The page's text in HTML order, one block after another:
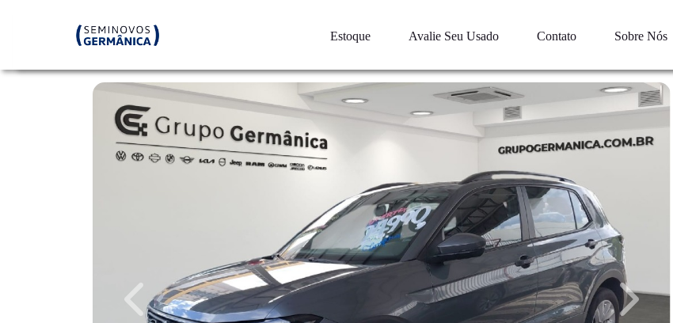
Estoque Avalie Seu Usado Contato Sobre Nós
Previous Next